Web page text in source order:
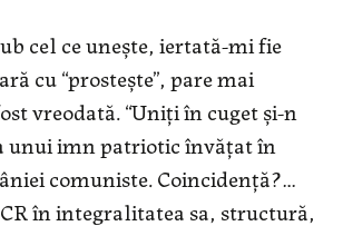
cel ce unește, iertată-mi fie
cu “prostește”, pare mai
vreodată. “Uniți în cuget și-n
unui imn patriotic învățat în
comuniste. Coincidență?…
în integralitatea sa, structură,